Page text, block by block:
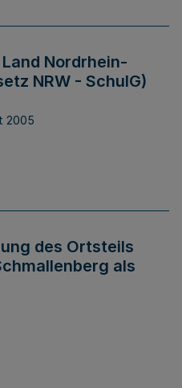
Nordrhein-
NRW - SchulG)
2005
des Ortsteils
als